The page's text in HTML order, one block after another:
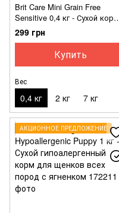
Brit Care Mini Grain Free
Sensitive 0,4 кг - Сухой корм
для собак миниатюрных
пород с чувствительным
пищеварением
299 грн
Купить
Вес
0,4 кг 2 кг 7 кг
АКЦИОННОЕ ПРЕДЛОЖЕНИЕ